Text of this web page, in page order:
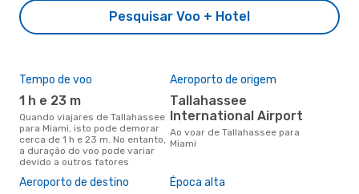
Pesquisar Voo + Hotel
Tempo de voo
1 h e 23 m
Quando viajares de Tallahassee
para Miami, isto pode demorar
cerca de 1 h e 23 m. No entanto,
a duração do voo pode variar
devido a outros fatores
Aeroporto de origem
Tallahassee
International Airport
Ao voar de Tallahassee para
Miami
Aeroporto de destino Época alta